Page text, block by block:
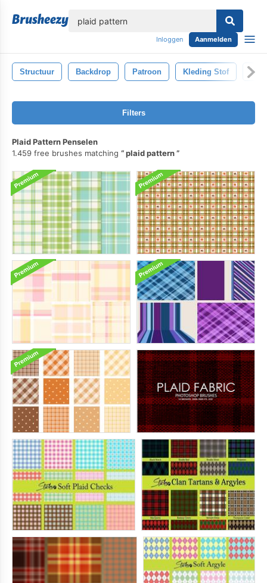
Inloggen Aanmelden
Structuur Backdrop Patroon Kleding Stof
Filters
Plaid Pattern Penselen
1.459 free brushes matching
plaid pattern